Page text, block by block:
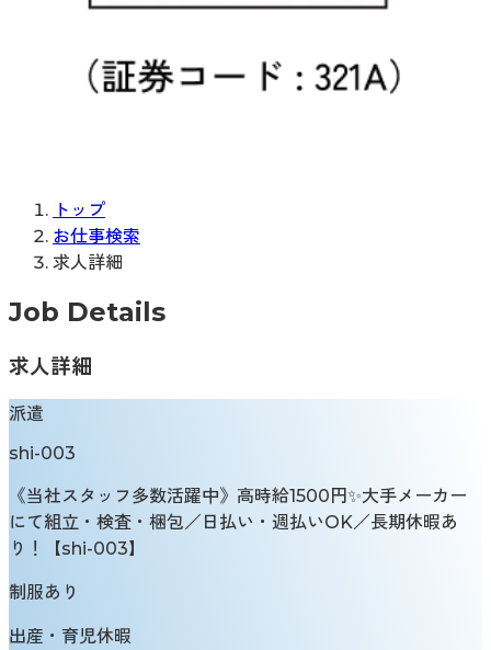
トップ
お仕事検索
求人詳細
Job Details
求人詳細
派遣
shi-003
《当社スタッフ多数活躍中》高時給1500円✨大手メーカー
にて組立・検査・梱包／日払い・週払いOK／長期休暇あ
り！【shi-003】
制服あり
出産・育児休暇